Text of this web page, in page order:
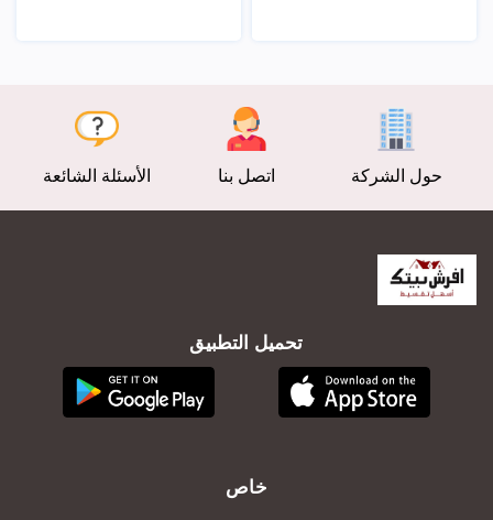
حول الشركة اتصل بنا الأسئلة الشائعة
تحميل التطبيق
خاص